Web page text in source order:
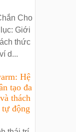
Cho
Giới
thức
d...
Hệ
tạo đa
thách
động